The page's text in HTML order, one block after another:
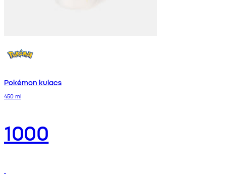
Pokémon kulacs
450 ml
1000